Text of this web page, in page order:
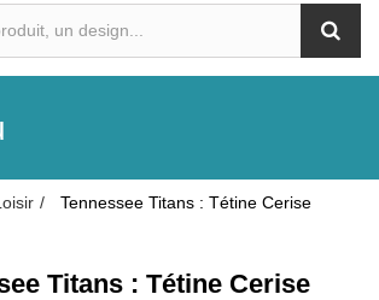
Tennessee Titans : Tétine Cerise
Titans : Tétine Cerise